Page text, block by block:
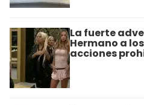
La fuerte
Hermano a
acciones